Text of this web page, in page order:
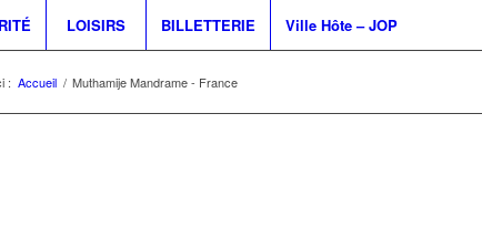
LOISIRS BILLETTERIE Ville Hôte – JOP
: Accueil / Muthamije Mandrame - France